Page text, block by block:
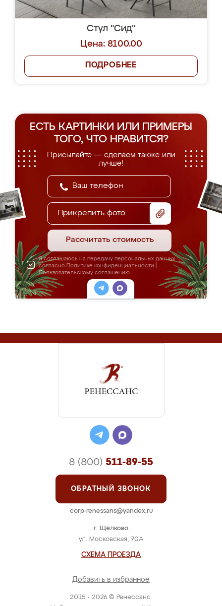
Стул "Сид"
Цена: 8100.00
ПОДРОБНЕЕ
ЕСТЬ КАРТИНКИ ИЛИ ПРИМЕРЫ
ТОГО, ЧТО НРАВИТСЯ?
Присылайте — сделаем также или
лучше!
Прикрепить фото
Рассчитать стоимость
Я соглашаюсь на передачу персональных данных
согласно Политике конфиденциальности
Пользовательскому соглашению
2015 - 2026 © Ренессанс.
г. Щёлково
ул. Московская, 70А
СХЕМА ПРОЕЗДА
Добавить в избранное
8 (800) 511-89-55
ОБРАТНЫЙ ЗВОНОК
corp-renessans@yandex.ru